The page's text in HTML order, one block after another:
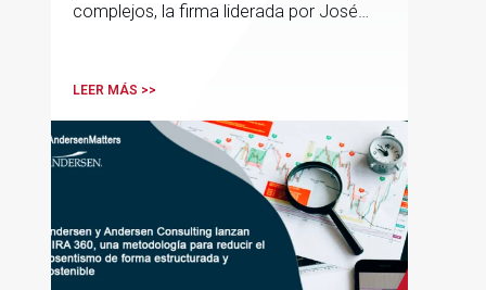
complejos, la firma liderada por José
posicionamiento en asesoramiento
LEER MÁS >>